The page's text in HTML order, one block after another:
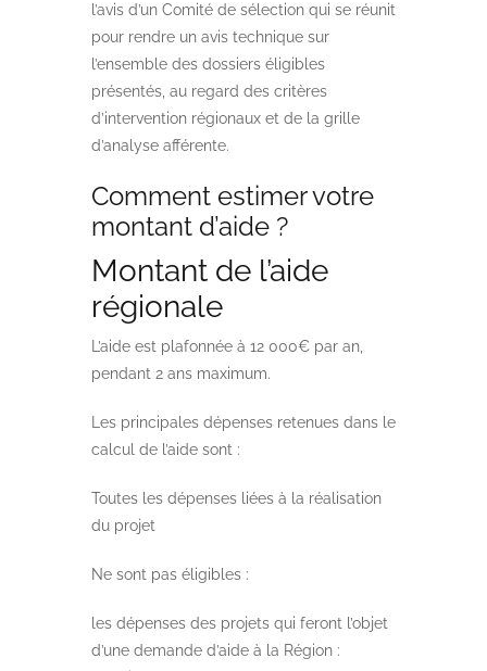
l’avis d’un Comité de sélection qui se réunit
pour rendre un avis technique sur
l’ensemble des dossiers éligibles
présentés, au regard des critères
d’intervention régionaux et de la grille
d’analyse afférente.
Comment estimer votre
montant d’aide ?
Montant de l’aide
régionale
L’aide est plafonnée à 12 000€ par an,
pendant 2 ans maximum.
Les principales dépenses retenues dans le
calcul de l’aide sont :
Toutes les dépenses liées à la réalisation
du projet
Ne sont pas éligibles :
les dépenses des projets qui feront l’objet
d’une demande d’aide à la Région :